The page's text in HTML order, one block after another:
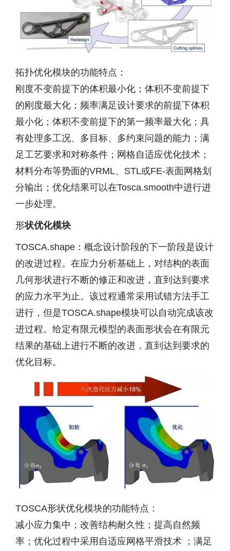
拓扑优化模块的功能特点：
刚度不变前提下的体积最小化；体积不变前提下
的刚度最大化；频率满足设计要求的前提下体积
最小化；体积不变前提下的第一频率最大化；具
有处理多工况、多目标、多约束问题的能力；满
足工艺要求和对称条件；网格自适应优化技术；
材料分布等势面的VRML、STL或FE-表面网格划
分输出；优化结果可以在Tosca.smooth中进行进
一步处理。
形状优化模块
TOSCA.shape：概念设计阶段的下一阶段是设计
的改进过程。在应力分析基础上，对结构的表面
几何形状进行不断的修正和改进，直到达到要求
的应力水平为止。该过程通常采用试错方法手工
进行，但是TOSCA.shape模块可以自动完成该改
进过程。给定有限元模型的表面形状会在有限元
结果的基础上进行不断的改进，直到达到要求的
优化目标。
TOSCA形状优化模块的功能特点：
减小应力集中；改善结构耐久性；提高自然频
率；优化过程中采用自适应网格平滑技术 ；满足